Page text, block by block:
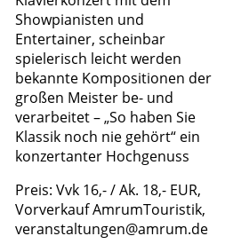
Showpianisten und
Entertainer, scheinbar
spielerisch leicht werden
bekannte Kompositionen der
großen Meister be- und
verarbeitet – „So haben Sie
Klassik noch nie gehört“ ein
konzertanter Hochgenuss
Preis: Vvk 16,- / Ak. 18,- EUR,
Vorverkauf AmrumTouristik,
veranstaltungen@amrum.de